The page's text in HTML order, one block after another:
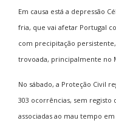
Em causa está a depressão
fria, que vai afetar Portugal
com precipitação
trovoada, principalmente no
No sábado, a Proteção Civil
303 ocorrências, sem registo
associadas ao mau tempo